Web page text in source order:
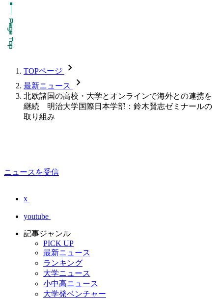
TOPページ chevron_forward
最新ニュース chevron_forward
北欧諸国の高校・大学とオンラインで海外との連携を
継続 明治大学国際日本学部：鈴木賢志ゼミナールの
取り組み
ニュースを受信
x
youtube
記事ジャンル
PICK UP
最新ニュース
ランキング
大学ニュース
小中高ニュース
大学発ベンチャー